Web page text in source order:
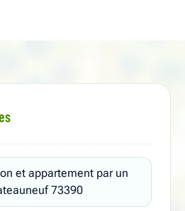
et appartement par un
73390